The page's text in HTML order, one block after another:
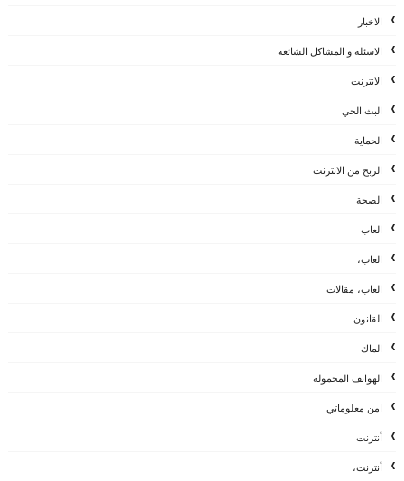
الاخبار
الاسئلة و المشاكل الشائعة
الانترنت
البث الحي
الحماية
الربح من الانترنت
الصحة
العاب
العاب،
العاب، مقالات
القانون
الماك
الهواتف المحمولة
امن معلوماتي
أنترنت
أنترنت،